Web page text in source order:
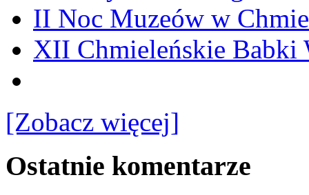
II Noc Muzeów w
XII Chmieleńskie Babki
[Zobacz więcej]
Ostatnie komentarze